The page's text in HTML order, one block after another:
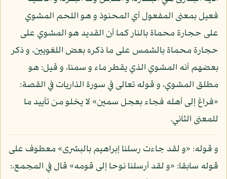
فعيل بمعنى المفعول أي المحنوذ و هو اللحم المشوي
على حجارة محماة بالنار كما أن القديد هو المشوي على
حجارة محماة بالشمس على ما ذكره بعض اللغويين، و ذكر
بعضهم أنه المشوي الذي يقطر ماء و سمنا، و قيل: هو
مطلق المشوي، و قوله تعالى في سورة الذاريات في القصة:
«فراغ إلى أهله فجاء بعجل سمين» لا يخلو من تأييد ما
للمعنى الثاني.
و قوله: «و لقد جاءت رسلنا إبراهيم بالبشرى» معطوف على
قوله سابقا: «و لقد أرسلنا نوحا إلى قومه» قال في المجمع،: